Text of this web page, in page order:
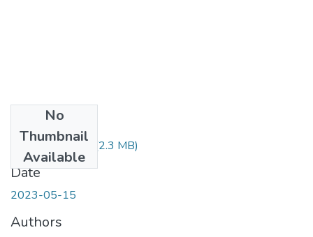
No
Thumbnail
Available
souri-hidayet.pdf (2.3 MB)
Date
2023-05-15
Authors